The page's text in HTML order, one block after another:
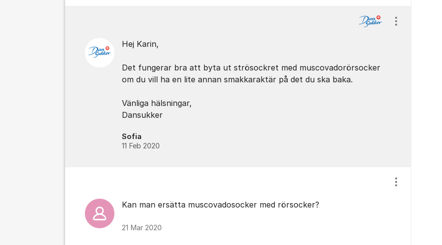
Hej Karin,
Det fungerar bra att byta ut strösockret med muscovadorörsocker
om du vill ha en lite annan smakkaraktär på det du ska baka.
Vänliga hälsningar,
Dansukker
Sofia
11 Feb 2020
Visa/dölj
Kan man ersätta muscovadosocker med rörsocker?
21 Mar 2020
Visa/dölj